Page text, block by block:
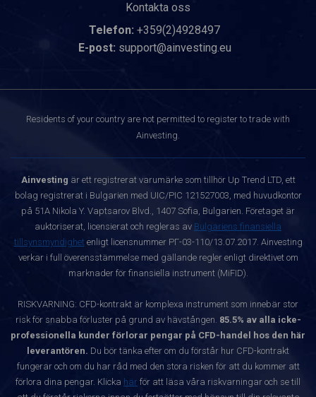
Kontakta oss
Telefon: +359(2)4928497
E-post: support@ainvesting.eu
Residents of your country are not permitted to register to trade with
Ainvesting.
Ainvesting är ett registrerat varumärke som tillhör Up Trend LTD, ett
bolag registrerat i Bulgarien med UIC/PIC 121527003, med huvudkontor
på 51A Nikola Y. Vaptsarov Blvd., 1407 Sofia, Bulgarien. Företaget är
auktoriserat, licensierat och regleras av Bulgariens finansiella
tillsynsmyndighetenligt licensnummer РГ-03-110/13.07.2017. Ainvesting
verkar i full överensstämmelse med gällande regler enligt direktivet om
marknader för finansiella instrument (MiFID).
RISKVARNING: CFD-kontrakt är komplexa instrument som innebär stor
risk för snabba förluster på grund av hävstången. 85.5% av alla icke-
professionella kunder förlorar pengar på CFD-handel hos den här
leverantören. Du bör tänka efter om du förstår hur CFD-kontrakt
fungerar och om du har råd med den stora risken för att du kommer att
förlora dina pengar. Klicka här för att läsa våra riskvarningar och se till